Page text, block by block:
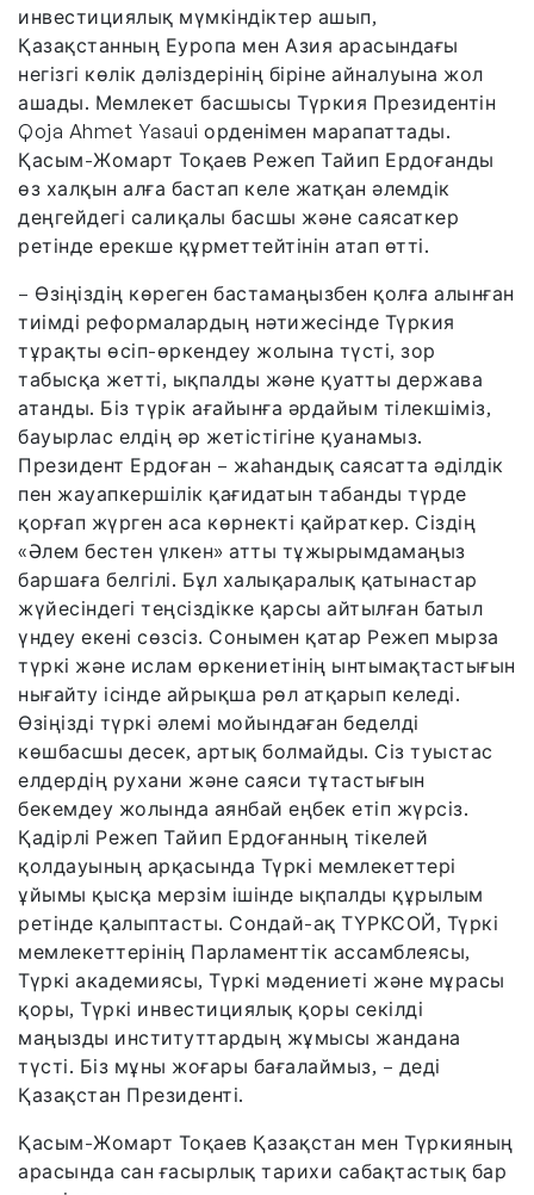
инвестициялық мүмкіндіктер ашып,
Қазақстанның Еуропа мен Азия арасындағы
негізгі көлік дәліздерінің біріне айналуына жол
ашады. Мемлекет басшысы Түркия Президентін
Qoja Ahmet Yasaui орденімен марапаттады.
Қасым-Жомарт Тоқаев Режеп Тайип Ердоғанды
өз халқын алға бастап келе жатқан әлемдік
деңгейдегі салиқалы басшы және саясаткер
ретінде ерекше құрметтейтінін атап өтті.
– Өзіңіздің көреген бастамаңызбен қолға алынған
тиімді реформалардың нәтижесінде Түркия
тұрақты өсіп-өркендеу жолына түсті, зор
табысқа жетті, ықпалды және қуатты держава
атанды. Біз түрік ағайынға әрдайым тілекшіміз,
бауырлас елдің әр жетістігіне қуанамыз.
Президент Ердоған – жаһандық саясатта әділдік
пен жауапкершілік қағидатын табанды түрде
қорғап жүрген аса көрнекті қайраткер. Сіздің
«Әлем бестен үлкен» атты тұжырымдамаңыз
баршаға белгілі. Бұл халықаралық қатынастар
жүйесіндегі теңсіздікке қарсы айтылған батыл
үндеу екені сөзсіз. Сонымен қатар Режеп мырза
түркі және ислам өркениетінің ынтымақтастығын
нығайту ісінде айрықша рөл атқарып келеді.
Өзіңізді түркі әлемі мойындаған беделді
көшбасшы десек, артық болмайды. Сіз туыстас
елдердің рухани және саяси тұтастығын
бекемдеу жолында аянбай еңбек етіп жүрсіз.
Қадірлі Режеп Тайип Ердоғанның тікелей
қолдауының арқасында Түркі мемлекеттері
ұйымы қысқа мерзім ішінде ықпалды құрылым
ретінде қалыптасты. Сондай-ақ ТҮРКСОЙ, Түркі
мемлекеттерінің Парламенттік ассамблеясы,
Түркі академиясы, Түркі мәдениеті және мұрасы
қоры, Түркі инвестициялық қоры секілді
маңызды институттардың жұмысы жандана
түсті. Біз мұны жоғары бағалаймыз, – деді
Қазақстан Президенті.
Қасым-Жомарт Тоқаев Қазақстан мен Түркияның
арасында сан ғасырлық тарихи сабақтастық бар